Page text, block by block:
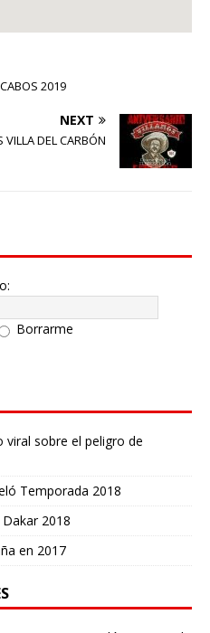
2019
NEXT
DEL CARBÓN
Borrarme
sobre el peligro de
Temporada 2018
2018
en 2017